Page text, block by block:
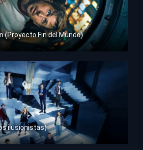
(Proyecto Fin del Mundo)
ilusionistas)